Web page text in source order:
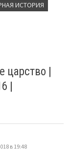
ИСТОРИЯ
царство |
|
в 19:48